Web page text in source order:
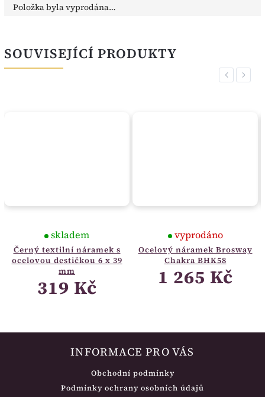
Položka byla vyprodána…
SOUVISEJÍCÍ PRODUKTY
Previous
Černý textilní náramek s
ocelovou destičkou 6 x 39
mm
skladem
319 Kč
Ocelový náramek Brosway
Chakra BHK58
vyprodáno
1 265 Kč
Next
INFORMACE PRO VÁS
Obchodní podmínky
Podmínky ochrany osobních údajů